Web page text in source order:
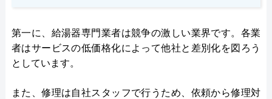
第一に、給湯器専門業者は競争の激しい業界です。各業
者はサービスの低価格化によって他社と差別化を図ろう
としています。
また、修理は自社スタッフで行うため、依頼から修理対